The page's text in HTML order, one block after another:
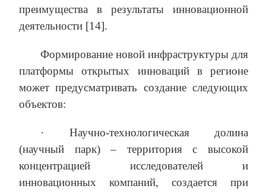
преимущества в результаты инновационной
деятельности [14].
Формирование новой инфраструктуры для
платформы открытых инноваций в регионе
может предусматривать создание следующих
объектов:
· Научно-технологическая долина
(научный парк) – территория с высокой
концентрацией исследователей и
инновационных компаний, создается при